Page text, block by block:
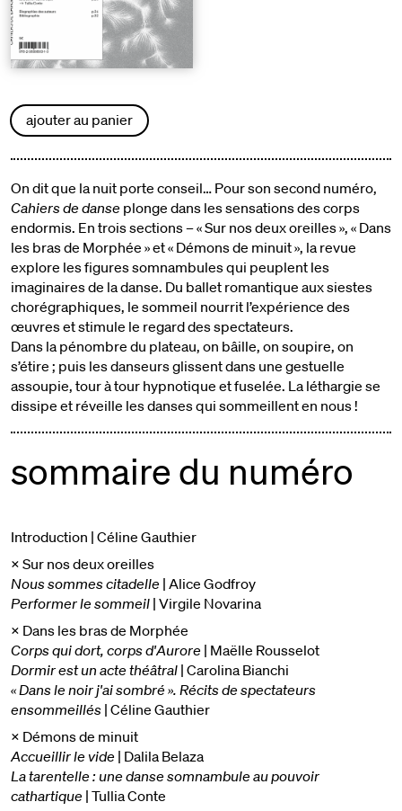
ajouter au panier
On dit que la nuit porte conseil… Pour son second numéro,
Cahiers de danse plonge dans les sensations des corps
endormis. En trois sections – « Sur nos deux oreilles », « Dans
les bras de Morphée » et « Démons de minuit », la revue
explore les figures somnambules qui peuplent les
imaginaires de la danse. Du ballet romantique aux siestes
chorégraphiques, le sommeil nourrit l’expérience des
œuvres et stimule le regard des spectateurs.
Dans la pénombre du plateau, on bâille, on soupire, on
s’étire ; puis les danseurs glissent dans une gestuelle
assoupie, tour à tour hypnotique et fuselée. La léthargie se
dissipe et réveille les danses qui sommeillent en nous !
sommaire du numéro
Introduction | Céline Gauthier
× Sur nos deux oreilles
Nous sommes citadelle | Alice Godfroy
Performer le sommeil | Virgile Novarina
× Dans les bras de Morphée
Corps qui dort, corps d'Aurore | Maëlle Rousselot
Dormir est un acte théâtral | Carolina Bianchi
« Dans le noir j'ai sombré ». Récits de spectateurs
ensommeillés | Céline Gauthier
× Démons de minuit
Accueillir le vide | Dalila Belaza
La tarentelle : une danse somnambule au pouvoir
cathartique | Tullia Conte